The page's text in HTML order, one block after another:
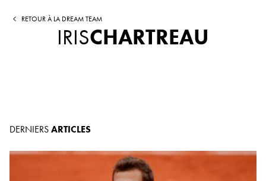
RETOUR À LA DREAM TEAM
IRISCHARTREAU
DERNIERSARTICLES